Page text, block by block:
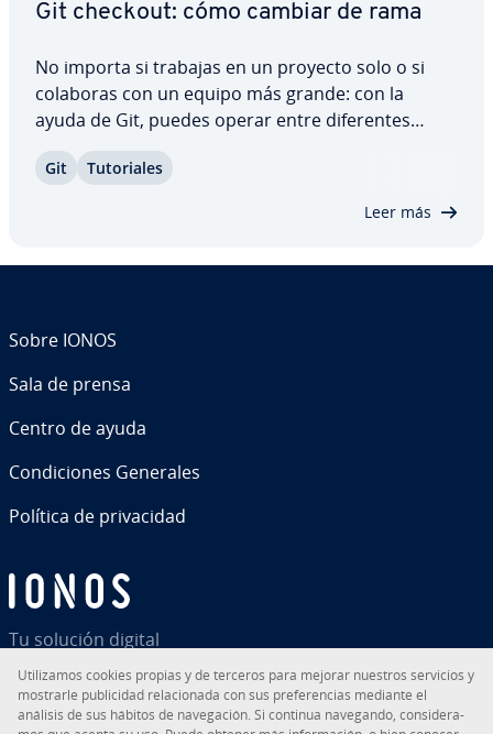
Git checkout: cómo cambiar de rama
No importa si trabajas en un proyecto solo o si
colaboras con un equipo más grande: con la
ayuda de Git, puedes operar entre di­fe­re­n­tes
rama a otra, es necesario utilizar el comando git
Git Tu­to­ria­les
Leer más
Tu solución digital
Sobre IONOS
Sala de prensa
Centro de ayuda
Co­n­di­cio­nes Generales
Política de pri­va­ci­dad
Uti­li­za­mos cookies propias y de terceros para mejorar nuestros servicios y
mostrarle pu­bli­ci­dad re­la­cio­na­da con sus pre­fe­re­n­cias mediante el
análisis de sus hábitos de na­ve­ga­ción. Si continua navegando, co­n­si­de­ra­